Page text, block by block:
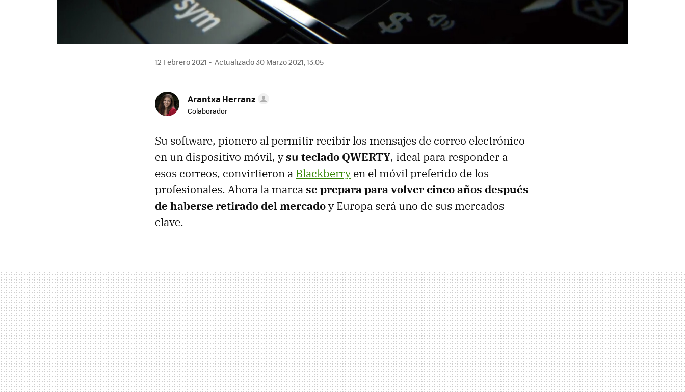
12 Febrero 2021 Actualizado 30 Marzo 2021, 13:05
Arantxa Herranz
Colaborador
Su software, pionero al permitir recibir los mensajes de correo electrónico
en un dispositivo móvil, ysu teclado QWERTY, ideal para responder a
esos correos, convirtieron a Blackberryen el móvil preferido de los
profesionales. Ahora la marcase prepara para volver cinco años después
de haberse retirado del mercadoy Europa será uno de sus mercados
clave.